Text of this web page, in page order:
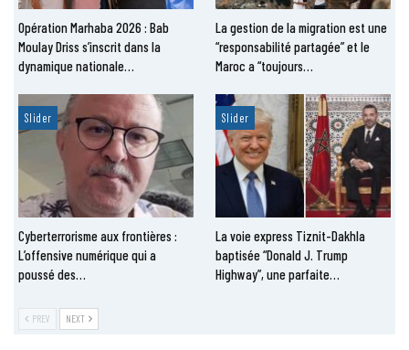
Opération Marhaba 2026 : Bab
Moulay Driss s’inscrit dans la
dynamique nationale…
La gestion de la migration est une
“responsabilité partagée” et le
Maroc a “toujours…
Slider
Cyberterrorisme aux frontières :
L’offensive numérique qui a
poussé des…
Slider
La voie express Tiznit-Dakhla
baptisée “Donald J. Trump
Highway”, une parfaite…
PREV NEXT